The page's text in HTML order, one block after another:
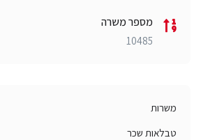
מספר משרה
10485
משרות
טבלאות שכר